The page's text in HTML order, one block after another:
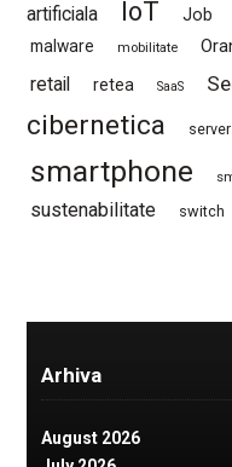
artificiala IoT Job
malware mobilitate
retail retea SaaS
cibernetica
server
smartphone
sustenabilitate switch
Arhiva
August 2026